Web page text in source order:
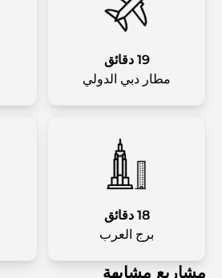
19 دقائق
مطار دبي الدولي
18 دقائق
برج العرب
مشاريع مشابهة